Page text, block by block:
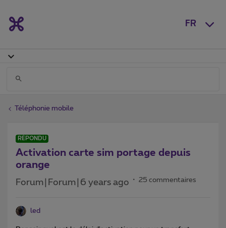
FR
Téléphonie mobile
RÉPONDU
Activation carte sim portage depuis
orange
Forum|Forum|6 years ago 25 commentaires
led